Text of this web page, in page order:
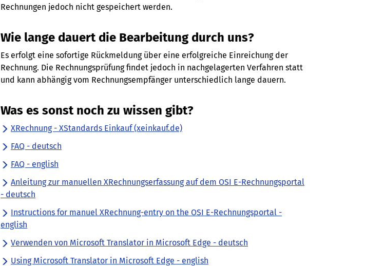
Rechnungen jedoch nicht gespeichert werden.
Wie lange dauert die Bearbeitung durch uns?
Es erfolgt eine sofortige Rückmeldung über eine erfolgreiche Einreichung der
Rechnung. Die Rechnungsprüfung findet jedoch in nachgelagerten Verfahren statt
und kann abhängig vom Rechnungsempfänger unterschiedlich lange dauern.
Was es sonst noch zu wissen gibt?
XRechnung - XStandards Einkauf (xeinkauf.de)
FAQ - deutsch
FAQ - english
Anleitung zur manuellen XRechnungserfassung auf dem OSI E-Rechnungsportal
- deutsch
Instructions for manuel XRechnung-entry on the OSI E-Rechnungsportal -
english
Verwenden von Microsoft Translator in Microsoft Edge - deutsch
Using Microsoft Translator in Microsoft Edge - english